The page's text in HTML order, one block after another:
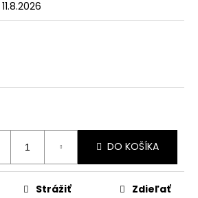
11.8.2026
DO KOŠÍKA
Strážiť Zdieľať